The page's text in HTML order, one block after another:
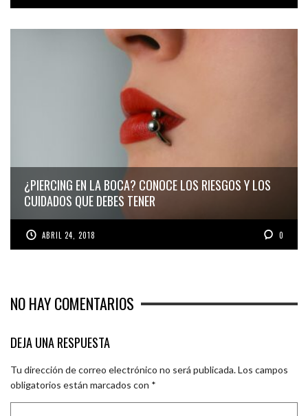
¿PIERCING EN LA BOCA? CONOCE LOS RIESGOS Y LOS
CUIDADOS QUE DEBES TENER
ABRIL 24, 2018 0
NO HAY COMENTARIOS
DEJA UNA RESPUESTA
Tu dirección de correo electrónico no será publicada.Los campos
obligatorios están marcados con *